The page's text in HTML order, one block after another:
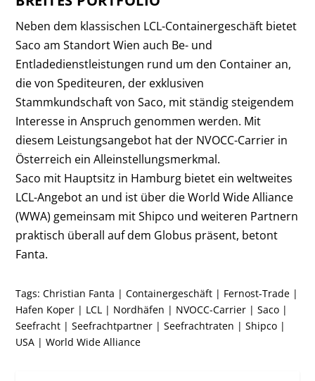
Neben dem klassischen LCL-Containergeschäft bietet
Saco am Standort Wien auch Be- und
Entladedienstleistungen rund um den Container an,
die von Spediteuren, der exklusiven
Stammkundschaft von Saco, mit ständig steigendem
Interesse in Anspruch genommen werden. Mit
diesem Leistungsangebot hat der NVOCC-Carrier in
Österreich ein Alleinstellungsmerkmal.
Saco mit Hauptsitz in Hamburg bietet ein weltweites
LCL-Angebot an und ist über die World Wide Alliance
(WWA) gemeinsam mit Shipco und weiteren Partnern
praktisch überall auf dem Globus präsent, betont
Fanta.
Tags:Christian Fanta |Containergeschäft | Fernost-Trade |
Hafen Koper | LCL | Nordhäfen | NVOCC-Carrier |Saco |
Seefracht |Seefrachtpartner |Seefrachtraten |Shipco |
USA |World Wide Alliance